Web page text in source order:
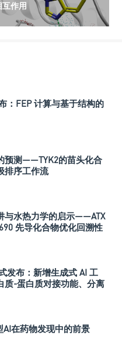
互作用
：FEP 计算与基于结构的
预测——TYK2的苗头化合
排序工作流
与水热力学的启示——ATX
先导化合物优化回溯性
发布：新增生成式 AI 工
质-蛋白质对接功能、分离
在药物发现中的前景